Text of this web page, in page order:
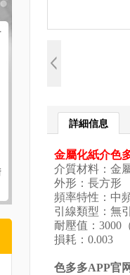
詳細信息
金屬化紙介色
介質材料
外形：長方
頻率特性
引線類型：
耐壓值：
損耗：0.003
色多多APP官